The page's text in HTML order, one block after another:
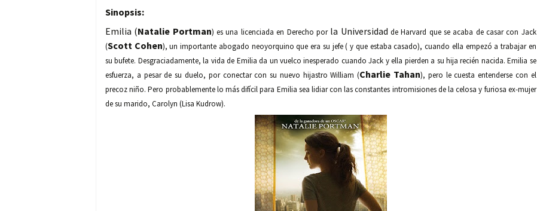
Sinopsis:
Emilia (Natalie Portman) es una licenciada en Derecho por la Universidad de Harvard que se acaba de casar con Jack
(Scott Cohen), un importante abogado neoyorquino que era su jefe ( y que estaba casado), cuando ella empezó a trabajar en
su bufete. Desgraciadamente, la vida de Emilia da un vuelco inesperado cuando Jack y ella pierden a su hija recién nacida. Emilia se
esfuerza, a pesar de su duelo, por conectar con su nuevo hijastro William (Charlie Tahan), pero le cuesta entenderse con el
precoz niño. Pero probablemente lo más difícil para Emilia sea lidiar con las constantes intromisiones de la celosa y furiosa ex-mujer
de su marido, Carolyn (Lisa Kudrow).